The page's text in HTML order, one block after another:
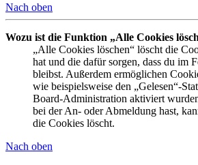
Nach oben
Wozu ist die Funktion „Alle Cookies
„Alle Cookies löschen“ löscht die
hat und die dafür sorgen, dass du im
bleibst. Außerdem ermöglichen
wie beispielsweise den „Gelesen“-
Board-Administration aktiviert
bei der An- oder Abmeldung hast,
die Cookies löscht.
Nach oben